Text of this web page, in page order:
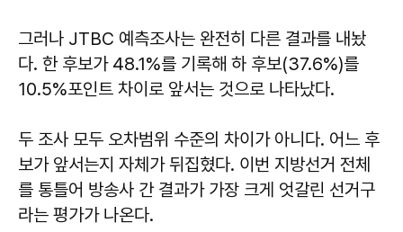
그러나 JTBC 예측조사는 완전히 다른 결과를 내놨
다. 한 후보가 48.1%를 기록해 하 후보(37.6%)를
10.5%포인트 차이로 앞서는 것으로 나타났다.
두 조사 모두 오차범위 수준의 차이가 아니다. 어느 후
보가 앞서는지 자체가 뒤집혔다. 이번 지방선거 전체
를 통틀어 방송사 간 결과가 가장 크게 엇갈린 선거구
라는 평가가 나온다.